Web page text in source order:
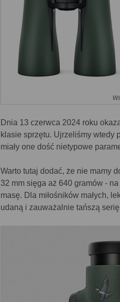
Dnia 13 czerwca 2024 roku
klasie sprzętu. Ujrzeliśmy wtedy
miały one dość nietypowe
Warto tutaj dodać, że nie mamy
32 mm sięga aż 640 gramów -
masę. Dla miłośników małych,
udaną i zauważalnie tańszą